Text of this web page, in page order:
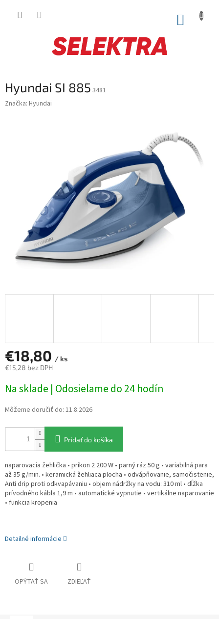
Hyundai SI 885 3481
Značka: Hyundai
€18,80 / ks
€15,28 bez DPH
cena:
Na sklade | Odosielame do 24 hodín
Môžeme doručiť do: 11.8.2026
Pridať do košíka
naparovacia žehlička • príkon 2 200 W • parný ráz 50 g • variabilná para
až 35 g/min. • keramická žehliaca plocha • odvápňovanie, samočistenie,
Anti drip proti odkvapávaniu • objem nádržky na vodu: 310 ml • dĺžka
prívodného kábla 1,9 m • automatické vypnutie • vertikálne naparovanie
• funkcia kropenia
Detailné informácie
OPÝTAŤ SA ZDIEĽAŤ